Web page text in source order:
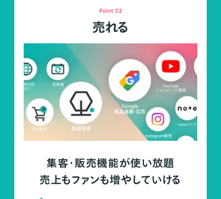
Point 02
売れる
集客・販売機能が使い放題
売上もファンも増やしていける